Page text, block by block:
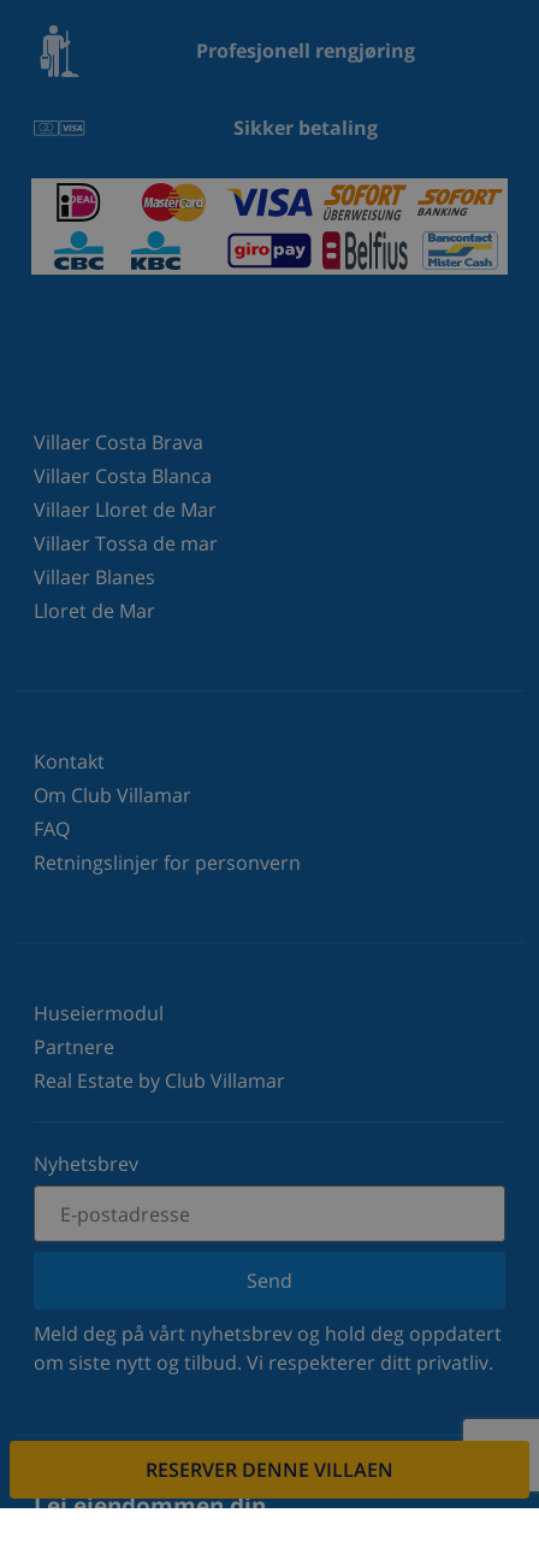
RESERVER DENNE VILLAEN
Profesjonell rengjøring
Sikker betaling
Villaer Costa Brava
Villaer Costa Blanca
Villaer Lloret de Mar
Villaer Tossa de mar
Villaer Blanes
Lloret de Mar
Kontakt
Om Club Villamar
FAQ
Retningslinjer for personvern
Huseiermodul
Partnere
Real Estate by Club Villamar
Nyhetsbrev
Send
Meld deg på vårt nyhetsbrev og hold deg oppdatert
om siste nytt og tilbud. Vi respekterer ditt privatliv.
Lei eiendommen din